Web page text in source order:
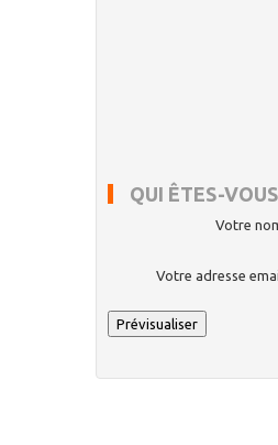
QUI ÊTES-
Votre
Votre adresse